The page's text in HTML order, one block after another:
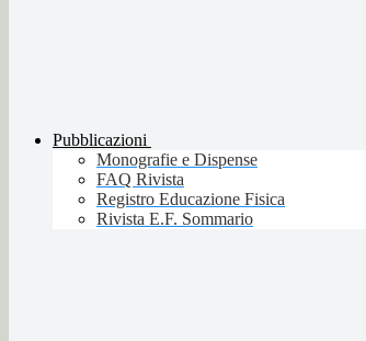
Pubblicazioni
Monografie e Dispense
FAQ Rivista
Registro Educazione Fisica
Rivista E.F. Sommario